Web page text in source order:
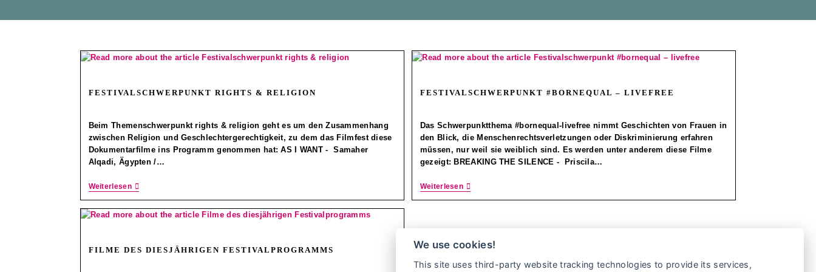
FESTIVALSCHWERPUNKT RIGHTS & RELIGION
Beim Themenschwerpunkt rights & religion geht es um den Zusammenhang
zwischen Religion und Geschlechtergerechtigkeit, zu dem das Filmfest diese
Dokumentarfilme ins Programm genommen hat: AS I WANT - Samaher
Alqadi, Ägypten /…
Weiterlesen
FESTIVALSCHWERPUNKT #BORNEQUAL – LIVEFREE
Das Schwerpunktthema #bornequal-livefree nimmt Geschichten von Frauen in
den Blick, die Menschenrechtsverletzungen oder Diskriminierung erfahren
müssen, nur weil sie weiblich sind. Es werden unter anderem diese Filme
gezeigt: BREAKING THE SILENCE - Priscila…
Weiterlesen
FILME DES DIESJÄHRIGEN FESTIVALPROGRAMMS We use cookies!
This site uses third-party website tracking technologies to provide its services,